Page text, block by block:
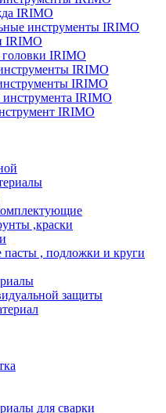
IRIMO
инструменты IRIMO
IRIMO
IRIMO
IRIMO
IRIMO
IRIMO
IRIMO
,краски
, подложки и круги
защиты
для сварки